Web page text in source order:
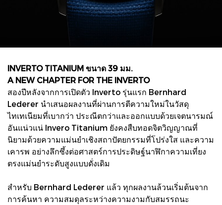
INVERTO TITANIUM ขนาด 39 มม.
A NEW CHAPTER FOR THE INVERTO
สองปีหลังจากการเปิดตัว Inverto รุ่นแรก Bernhard
Lederer นําเสนอผลงานที่ผ่านการตีความใหม่ในวัสดุ
ไทเทเนียมที่เบากว่า ประณีตกว่าและออกแบบด้วยเจตนารมณ์
อันแน่วแน่ Invero Titanium ยังคงสืบทอดจิตวิญญาณที่
นิยามด้วยความแม่นยําเชิงสถาปัตยกรรมที่โปร่งใส และความ
เคารพ อย่างลึกซึ้งต่อศาสตร์การประดิษฐ์นาฬิกาความเที่ยง
ตรงแม่นยําระดับสูงแบบดั่งเดิม
สําหรับ Bernhard Lederer แล้ว ทุกผลงานล้วนเริ่มต้นจาก
การค้นหา ความสมดุลระหว่างความงามกับสมรรถนะ